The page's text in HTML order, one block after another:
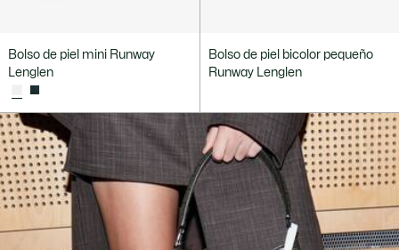
Bolso de piel mini Runway
Lenglen
Bolso de piel bicolor pequeño
Runway Lenglen